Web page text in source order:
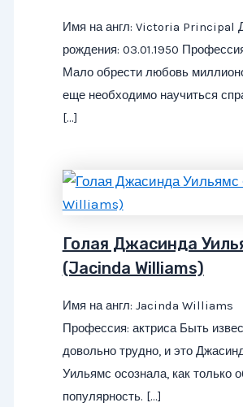
Имя на англ: Victoria Principal
рождения: 03.01.1950
Мало обрести любовь
еще необходимо научиться
[…]
Голая Джасинда
(Jacinda Williams)
Имя на англ: Jacinda Williams
Профессия: актриса Быть
довольно трудно, и это
Уильямс осознала, как только
популярность. […]